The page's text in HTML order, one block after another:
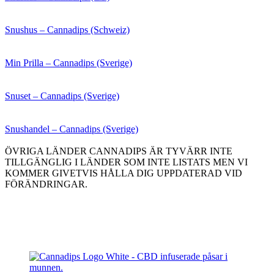
Snushus – Cannadips (Schweiz)
Min Prilla – Cannadips (Sverige)
Snuset – Cannadips (Sverige)
Snushandel – Cannadips (Sverige)
ÖVRIGA LÄNDER CANNADIPS ÄR TYVÄRR INTE
TILLGÄNGLIG I LÄNDER SOM INTE LISTATS MEN VI
KOMMER GIVETVIS HÅLLA DIG UPPDATERAD VID
FÖRÄNDRINGAR.